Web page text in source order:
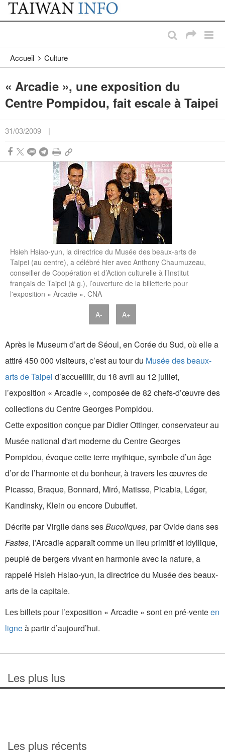
Passer au contenu principal
:::
Accueil Culture
« Arcadie », une exposition du
Centre Pompidou, fait escale à Taipei
31/03/2009 |
Hsieh Hsiao-yun, la directrice du Musée des beaux-arts de
Taipei (au centre), a célébré hier avec Anthony Chaumuzeau,
conseiller de Coopération et d’Action culturelle à l’Institut
français de Taipei (à g.), l’ouverture de la billetterie pour
l'exposition « Arcadie ». CNA
A- A+
Après le Museum d’art de Séoul, en Corée du Sud, où elle a
attiré 450 000 visiteurs, c’est au tour du Musée des beaux-
arts de Taipei d’accueillir, du 18 avril au 12 juillet,
l’exposition « Arcadie », composée de 82 chefs-d’œuvre des
collections du Centre Georges Pompidou.
Cette exposition conçue par Didier Ottinger, conservateur au
Musée national d'art moderne du Centre Georges
Pompidou, évoque cette terre mythique, symbole d’un âge
d’or de l’harmonie et du bonheur, à travers les œuvres de
Picasso, Braque, Bonnard, Miró, Matisse, Picabia, Léger,
Kandinsky, Klein ou encore Dubuffet.
Décrite par Virgile dans sesBucoliques, par Ovide dans ses
Fastes, l’Arcadie apparaît comme un lieu primitif et idyllique,
peuplé de bergers vivant en harmonie avec la nature, a
rappelé Hsieh Hsiao-yun, la directrice du Musée des beaux-
arts de la capitale.
Les billets pour l’exposition « Arcadie » sont en pré-venteen
ligneà partir d’aujourd’hui.
Les plus lus
Les plus récents